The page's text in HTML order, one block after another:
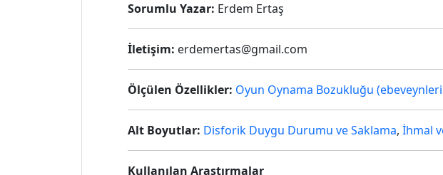
Sorumlu Yazar: Erdem Ertaş
İletişim: erdemertas@gmail.com
Ölçülen Özellikler: Oyun Oynama Bozukluğu
Alt Boyutlar: Disforik Duygu Durumu ve Saklama, İhmal
Kullanılan Araştırmalar